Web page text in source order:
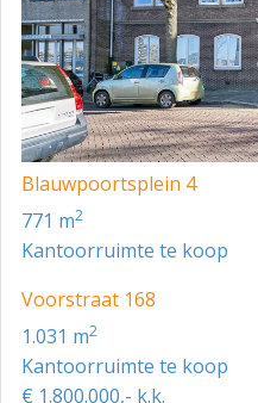
Blauwpoortsplein 4
771 m2
Kantoorruimte te koop
Voorstraat 168
1.031 m2
Kantoorruimte te koop
€ 1.800.000,- k.k.